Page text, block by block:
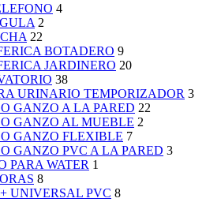
4
2
22
BOTADERO 9
JARDINERO 20
38
URINARIO TEMPORIZADOR 3
GANZO A LA PARED 22
GANZO AL MUEBLE 2
GANZO FLEXIBLE 7
GANZO PVC A LA PARED 3
PARA WATER 1
8
UNIVERSAL PVC 8